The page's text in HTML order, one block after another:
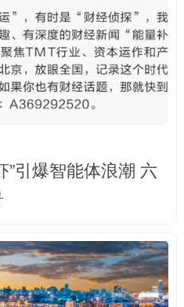
”引爆智能体浪潮 六